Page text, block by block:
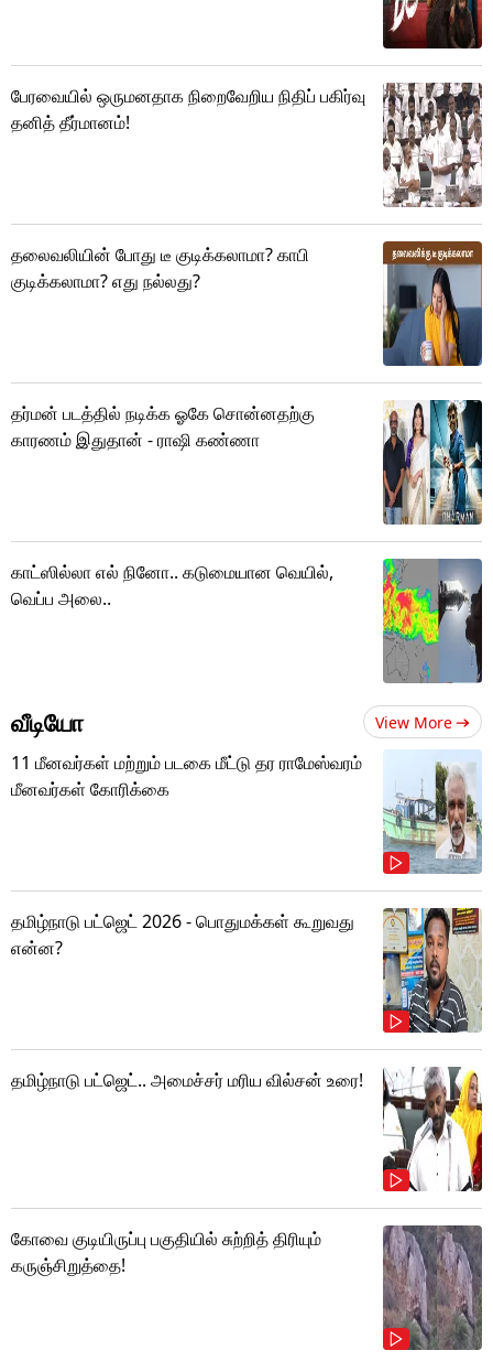
பேரவையில் ஒருமனதாக நிறைவேறிய நிதிப் பகிர்வு
தனித் தீர்மானம்!
தலைவலியின் போது டீ குடிக்கலாமா? காபி
குடிக்கலாமா? எது நல்லது?
தர்மன் படத்தில் நடிக்க ஓகே சொன்னதற்கு
காரணம் இதுதான் - ராஷி கண்ணா
காட்ஸில்லா எல் நினோ.. கடுமையான வெயில்,
வெப்ப அலை..
வீடியோ View More
11 மீனவர்கள் மற்றும் படகை மீட்டு தர ராமேஸ்வரம்
மீனவர்கள் கோரிக்கை
தமிழ்நாடு பட்ஜெட் 2026 - பொதுமக்கள் கூறுவது
என்ன?
தமிழ்நாடு பட்ஜெட்.. அமைச்சர் மரிய வில்சன் உரை!
கோவை குடியிருப்பு பகுதியில் சுற்றித் திரியும்
கருஞ்சிறுத்தை!